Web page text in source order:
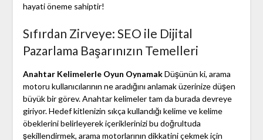
hayati öneme sahiptir!
Sıfırdan Zirveye: SEO ile Dijital
Pazarlama Başarınızın Temelleri
Anahtar Kelimelerle Oyun OynamakDüşünün ki, arama
motoru kullanıcılarının ne aradığını anlamak üzerinize düşen
büyük bir görev. Anahtar kelimeler tam da burada devreye
giriyor. Hedef kitlenizin sıkça kullandığı kelime ve kelime
öbeklerini belirleyerek içeriklerinizi bu doğrultuda
şekillendirmek, arama motorlarının dikkatini çekmek için